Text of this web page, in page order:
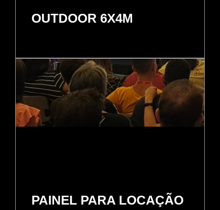
OUTDOOR 6X4M
PAINEL PARA LOCAÇÃO